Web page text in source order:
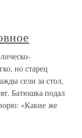
но старец
сели за стол,
Батюшка подал
«Какие же